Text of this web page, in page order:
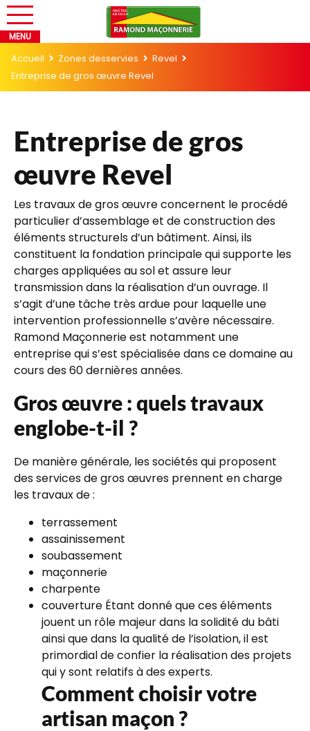
Accueil Zones desservies
Revel
Entreprise de gros œuvre Revel
Entreprise de gros
œuvre Revel
Les travaux de gros œuvre concernent le procédé
particulier d’assemblage et de construction des
éléments structurels d’un bâtiment. Ainsi, ils
constituent la fondation principale qui supporte les
charges appliquées au sol et assure leur
transmission dans la réalisation d’un ouvrage. Il
s’agit d’une tâche très ardue pour laquelle une
intervention professionnelle s’avère nécessaire.
Ramond Maçonnerie est notamment une
entreprise qui s’est spécialisée dans ce domaine au
cours des 60 dernières années.
Gros œuvre : quels travaux
englobe-t-il ?
De manière générale, les sociétés qui proposent
des services de gros œuvres prennent en charge
les travaux de :
terrassement
assainissement
soubassement
maçonnerie
charpente
couverture Étant donné que ces éléments
jouent un rôle majeur dans la solidité du bâti
ainsi que dans la qualité de l’isolation, il est
primordial de confier la réalisation des projets
qui y sont relatifs à des experts.
Comment choisir votre
artisan maçon ?